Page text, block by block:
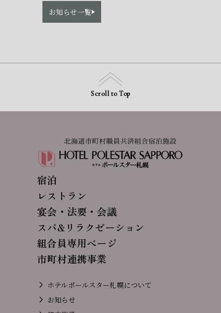
お知らせ一覧
Scroll to Top
宿泊
レストラン
宴会・法要・会議
スパ&リラクゼーション
組合員専用ページ
市町村連携事業
ホテルポールスター札幌について
お知らせ